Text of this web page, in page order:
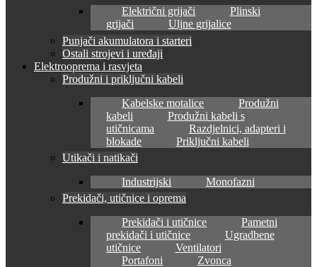
Električni grijači
Plinski
grijači
Uljne grijalice
Punjači akumulatora i starteri
Ostali strojevi i uređaji
Elektrooprema i rasvjeta
Produžni i priključni kabeli
Kabelske motalice
Produžni
kabeli
Produžni kabeli s
utičnicama
Razdjelnici, adapteri i
blokade
Priključni kabeli
Utikači i natikači
Industrijski
Monofazni
Prekidači, utičnice i oprema
Prekidači i utičnice
Pametni
prekidači i utičnice
Ugradbene
utičnice
Ventilatori
Portafoni
Zvonca